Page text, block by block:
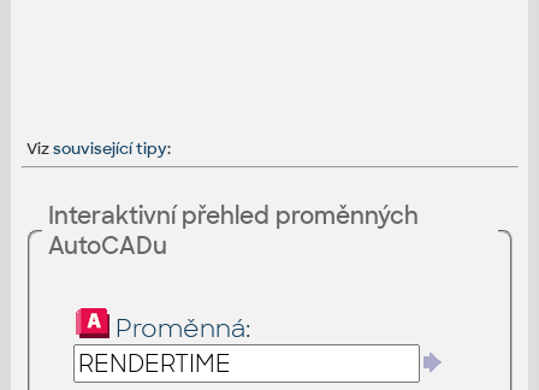
Vizsouvisející tipy:
Interaktivní přehled proměnných
AutoCADu
Proměnná: